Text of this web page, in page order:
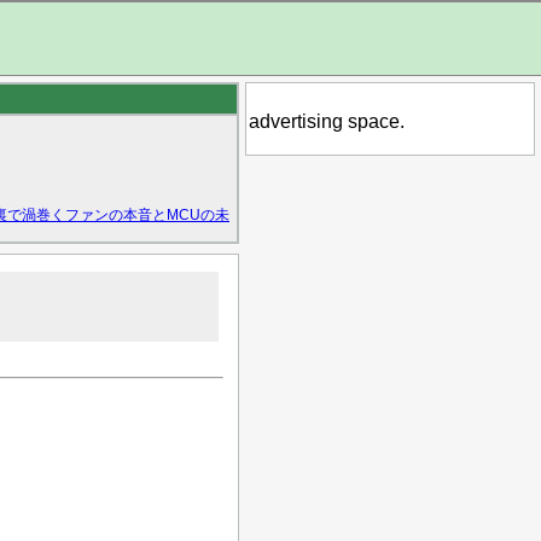
で渦巻くファンの本音とMCUの未
advertising space.